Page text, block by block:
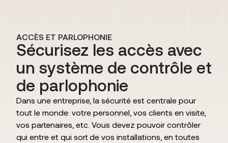
ACCÈS ET PARLOPHONIE
Sécurisez les accès avec
un système de contrôle et
de parlophonie
Dans une entreprise, la sécurité est centrale pour
tout le monde: votre personnel, vos clients en visite,
vos partenaires, etc. Vous devez pouvoir contrôler
qui entre et qui sort de vos installations, en toutes